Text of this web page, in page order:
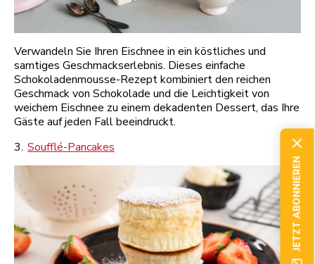
Verwandeln Sie Ihren Eischnee in ein köstliches und
samtiges Geschmackserlebnis. Dieses einfache
Schokoladenmousse-Rezept kombiniert den reichen
Geschmack von Schokolade und die Leichtigkeit von
weichem Eischnee zu einem dekadenten Dessert, das Ihre
Gäste auf jeden Fall beeindruckt.
3. Soufflé-Pancakes
JETZT ABONNIEREN